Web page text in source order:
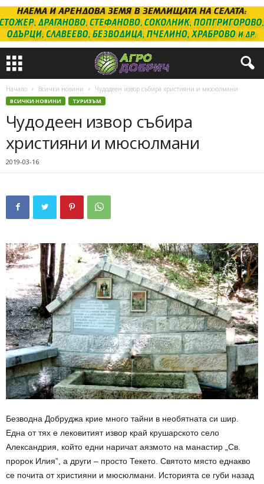
Начало Всички новини Чудодеен извор събира християни и мюсюлмани
ВСИЧКИ НОВИНИ ТУРИЗЪМ
Чудодеен извор събира
християни и мюсюлмани
2019-03-16
Безводна Добруджа крие много тайни в необятната си шир.
Една от тях е лековитият извор край крушарското село
Александрия, който едни наричат аязмото на манастир „Св.
пророк Илия”, а други – просто Текето. Святото място еднакво
се почита от християни и мюсюлмани. Историята се губи назад